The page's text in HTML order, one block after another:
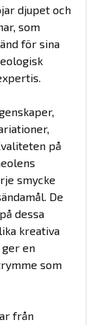
djupet och
som
för sina
på
smycke
De
dessa
kreativa
en
som
från